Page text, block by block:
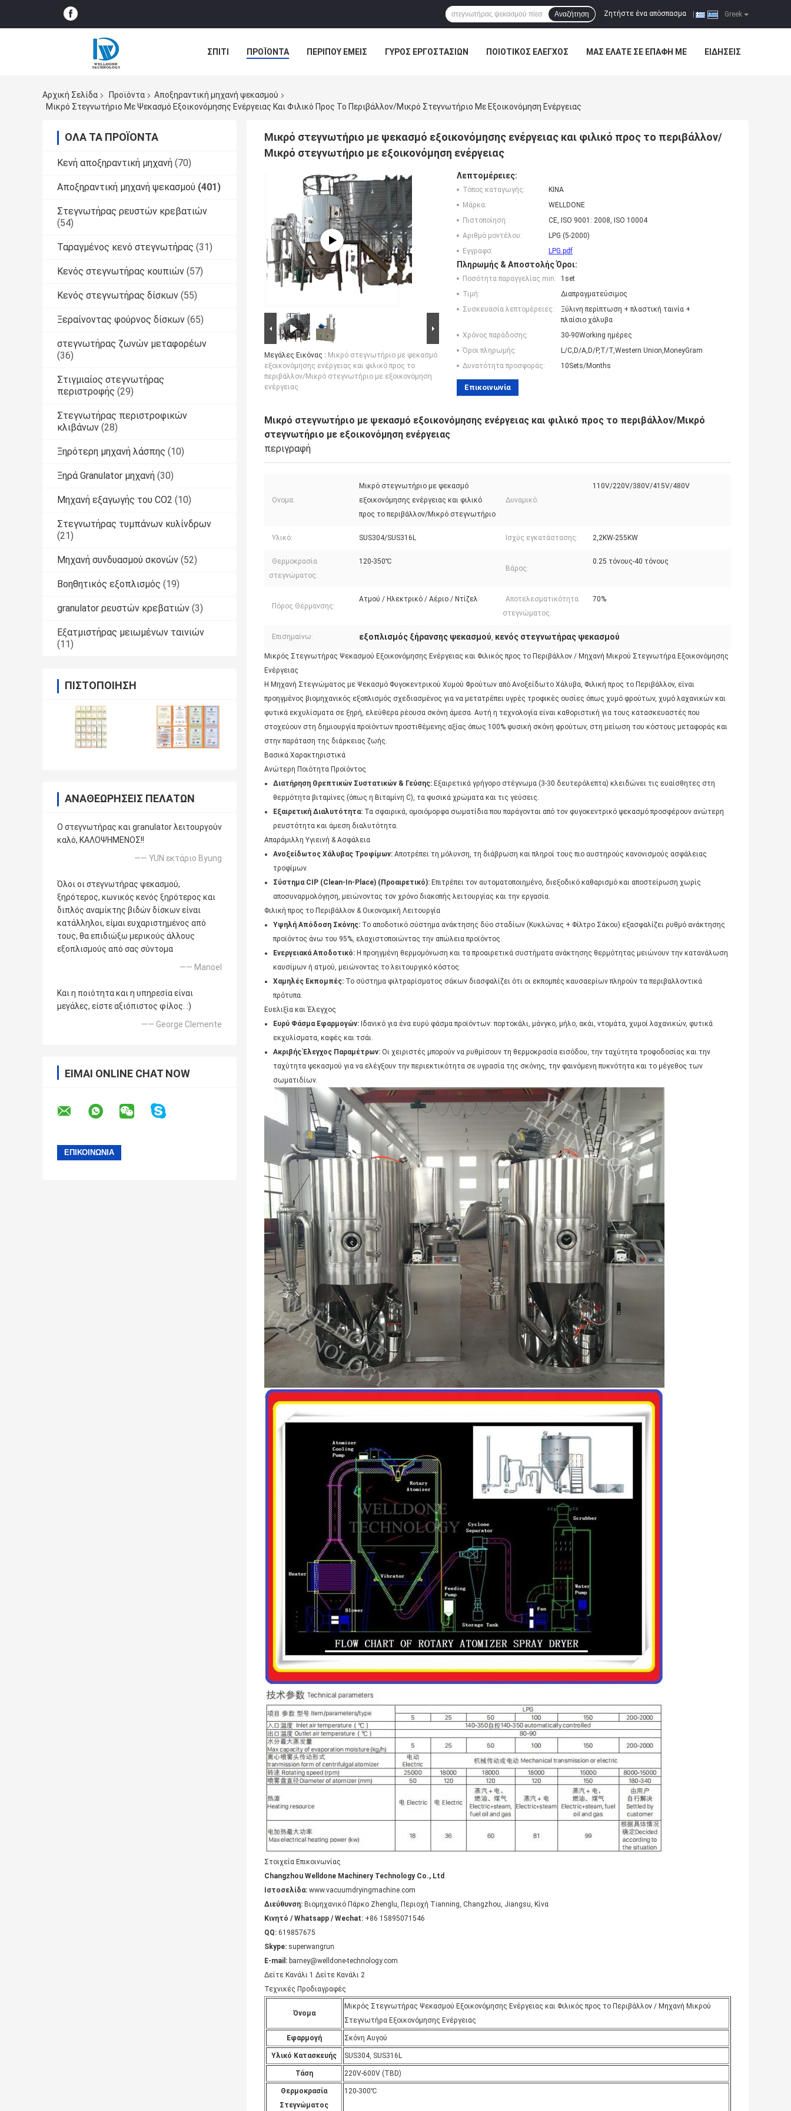
Greek
Ζητήστε ένα απόσπασμα
Αναζήτηση
ΣΠΊΤΙ ΠΡΟΪΌΝΤΑ ΠΕΡΊΠΟΥ ΕΜΕΊΣ ΓΎΡΟΣ ΕΡΓΟΣΤΑΣΊΩΝ ΠΟΙΟΤΙΚΌΣ ΈΛΕΓΧΟΣ ΜΑΣ ΕΛΆΤΕ ΣΕ ΕΠΑΦΉ ΜΕ ΕΙΔΉΣΕΙΣ
Αρχική Σελίδα
Προϊόντα
Αποξηραντική μηχανή ψεκασμού
Μικρό Στεγνωτήριο Με Ψεκασμό Εξοικονόμησης Ενέργειας Και Φιλικό Προς Το Περιβάλλον/Μικρό Στεγνωτήριο Με Εξοικονόμηση Ενέργειας
ΌΛΑ ΤΑ ΠΡΟΪΌΝΤΑ
Κενή αποξηραντική μηχανή (70)
Αποξηραντική μηχανή ψεκασμού (401)
Στεγνωτήρας ρευστών κρεβατιών
(54)
Ταραγμένος κενό στεγνωτήρας (31)
Κενός στεγνωτήρας κουπιών (57)
Κενός στεγνωτήρας δίσκων (55)
Ξεραίνοντας φούρνος δίσκων (65)
στεγνωτήρας ζωνών μεταφορέων
(36)
Στιγμιαίος στεγνωτήρας
περιστροφής (29)
Στεγνωτήρας περιστροφικών
κλιβάνων (28)
Ξηρότερη μηχανή λάσπης (10)
Ξηρά Granulator μηχανή (30)
Μηχανή εξαγωγής του CO2 (10)
Στεγνωτήρας τυμπάνων κυλίνδρων
(21)
Μηχανή συνδυασμού σκονών (52)
Βοηθητικός εξοπλισμός (19)
granulator ρευστών κρεβατιών (3)
Εξατμιστήρας μειωμένων ταινιών
(11)
ΠΙΣΤΟΠΟΊΗΣΗ
ΑΝΑΘΕΩΡΉΣΕΙΣ ΠΕΛΑΤΏΝ
Ο στεγνωτήρας και granulator λειτουργούν
καλό, ΚΑΛΟΨΗΜΕΝΟΣ!!
—— YUN εκτάριο Byung
Όλοι οι στεγνωτήρας ψεκασμού,
ξηρότερος, κωνικός κενός ξηρότερος και
διπλός αναμίκτης βιδών δίσκων είναι
κατάλληλοι, είμαι ευχαριστημένος από
τους, θα επιδιώξω μερικούς άλλους
εξοπλισμούς από σας σύντομα
—— Manoel
Και η ποιότητα και η υπηρεσία είναι
μεγάλες, είστε αξιόπιστος φίλος. :)
—— George Clemente
ΕΊΜΑΙ ONLINE CHAT NOW
Μικρό στεγνωτήριο με ψεκασμό εξοικονόμησης ενέργειας και φιλικό προς το περιβάλλον/
Μικρό στεγνωτήριο με εξοικονόμηση ενέργειας
Μεγάλες Εικόνας : Μικρό στεγνωτήριο με ψεκασμό
εξοικονόμησης ενέργειας και φιλικό προς το
περιβάλλον/Μικρό στεγνωτήριο με εξοικονόμηση
ενέργειας
Λεπτομέρειες:
Τόπος καταγωγής:
ΚΙΝΑ
Μάρκα:
WELLDONE
Πιστοποίηση:
CE, ISO 9001: 2008, ISO 10004
Αριθμό μοντέλου:
LPG (5-2000)
Εγγραφο:
LPG.pdf
Πληρωμής & Αποστολής Όροι:
Ποσότητα παραγγελίας min:
1set
Τιμή:
Διαπραγματεύσιμος
Συσκευασία λεπτομέρειες:
Ξύλινη περίπτωση + πλαστική ταινία +
πλαίσιο χάλυβα
Χρόνος παράδοσης:
30-90Working ημέρες
Όροι πληρωμής:
L/C,D/A,D/P,T/T,Western Union,MoneyGram
Δυνατότητα προσφοράς:
10Sets/Months
Επικοινωνία
Μικρό στεγνωτήριο με ψεκασμό εξοικονόμησης ενέργειας και φιλικό προς το περιβάλλον/Μικρό
στεγνωτήριο με εξοικονόμηση ενέργειας
περιγραφή
Ονομα:
Μικρό στεγνωτήριο με ψεκασμό
εξοικονόμησης ενέργειας και φιλικό
προς το περιβάλλον/Μικρό στεγνωτήριο
Δυναμικό:
110V/220V/380V/415V/480V
Υλικό: SUS304/SUS316L Ισχύς εγκατάστασης: 2,2KW-255KW
Θερμοκρασία
στεγνώματος:
120-350℃
Βάρος:
0.25 τόνους-40 τόνους
Πόρος Θέρμανσης:
Ατμού / Ηλεκτρικό / Αέριο / Ντίζελ
Αποτελεσματικότητα
στεγνώματος:
70%
Επισημαίνω: εξοπλισμός ξήρανσης ψεκασμού κενός στεγνωτήρας ψεκασμού
Μικρός Στεγνωτήρας Ψεκασμού Εξοικονόμησης Ενέργειας και Φιλικός προς το Περιβάλλον / Μηχανή Μικρού Στεγνωτήρα Εξοικονόμησης
Ενέργειας
Η Μηχανή Στεγνώματος με Ψεκασμό Φυγοκεντρικού Χυμού Φρούτων από Ανοξείδωτο Χάλυβα, Φιλική προς το Περιβάλλον, είναι
προηγμένος βιομηχανικός εξοπλισμός σχεδιασμένος για να μετατρέπει υγρές τροφικές ουσίες όπως χυμό φρούτων, χυμό λαχανικών και
φυτικά εκχυλίσματα σε ξηρή, ελεύθερα ρέουσα σκόνη άμεσα. Αυτή η τεχνολογία είναι καθοριστική για τους κατασκευαστές που
στοχεύουν στη δημιουργία προϊόντων προστιθέμενης αξίας όπως 100% φυσική σκόνη φρούτων, στη μείωση του κόστους μεταφοράς και
στην παράταση της διάρκειας ζωής.
Βασικά Χαρακτηριστικά
Ανώτερη Ποιότητα Προϊόντος
Διατήρηση Θρεπτικών Συστατικών & Γεύσης: Εξαιρετικά γρήγορο στέγνωμα (3-30 δευτερόλεπτα) κλειδώνει τις ευαίσθητες στη
θερμότητα βιταμίνες (όπως η Βιταμίνη C), τα φυσικά χρώματα και τις γεύσεις.
Εξαιρετική Διαλυτότητα: Τα σφαιρικά, ομοιόμορφα σωματίδια που παράγονται από τον φυγοκεντρικό ψεκασμό προσφέρουν ανώτερη
ρευστότητα και άμεση διαλυτότητα.
Απαράμιλλη Υγιεινή & Ασφάλεια
Ανοξείδωτος Χάλυβας Τροφίμων: Αποτρέπει τη μόλυνση, τη διάβρωση και πληροί τους πιο αυστηρούς κανονισμούς ασφάλειας
τροφίμων.
Σύστημα CIP (Clean-In-Place) (Προαιρετικό): Επιτρέπει τον αυτοματοποιημένο, διεξοδικό καθαρισμό και αποστείρωση χωρίς
αποσυναρμολόγηση, μειώνοντας τον χρόνο διακοπής λειτουργίας και την εργασία.
Φιλική προς το Περιβάλλον & Οικονομική Λειτουργία
Υψηλή Απόδοση Σκόνης: Το αποδοτικό σύστημα ανάκτησης δύο σταδίων (Κυκλώνας + Φίλτρο Σάκου) εξασφαλίζει ρυθμό ανάκτησης
προϊόντος άνω του 95%, ελαχιστοποιώντας την απώλεια προϊόντος.
Ενεργειακά Αποδοτικό: Η προηγμένη θερμομόνωση και τα προαιρετικά συστήματα ανάκτησης θερμότητας μειώνουν την κατανάλωση
καυσίμων ή ατμού, μειώνοντας το λειτουργικό κόστος.
Χαμηλές Εκπομπές: Το σύστημα φιλτραρίσματος σάκων διασφαλίζει ότι οι εκπομπές καυσαερίων πληρούν τα περιβαλλοντικά
πρότυπα.
Ευελιξία και Έλεγχος
Ευρύ Φάσμα Εφαρμογών: Ιδανικό για ένα ευρύ φάσμα προϊόντων: πορτοκάλι, μάνγκο, μήλο, ακάι, ντομάτα, χυμοί λαχανικών, φυτικά
εκχυλίσματα, καφές και τσάι.
Ακριβής Έλεγχος Παραμέτρων: Οι χειριστές μπορούν να ρυθμίσουν τη θερμοκρασία εισόδου, την ταχύτητα τροφοδοσίας και την
ταχύτητα ψεκασμού για να ελέγξουν την περιεκτικότητα σε υγρασία της σκόνης, την φαινόμενη πυκνότητα και το μέγεθος των
σωματιδίων.
Στοιχεία Επικοινωνίας
Changzhou Welldone Machinery Technology Co., Ltd
Ιστοσελίδα: www.vacuumdryingmachine.com
Διεύθυνση: Βιομηχανικό Πάρκο Zhenglu, Περιοχή Tianning, Changzhou, Jiangsu, Κίνα
Κινητό / Whatsapp / Wechat: +86 15895071546
QQ: 619857675
Skype: superwangrun
E-mail: barney@welldone-technology.com
Δείτε Κανάλι 1 Δείτε Κανάλι 2
Τεχνικές Προδιαγραφές
Όνομα
Μικρός Στεγνωτήρας Ψεκασμού Εξοικονόμησης Ενέργειας και Φιλικός προς το Περιβάλλον / Μηχανή Μικρού
Στεγνωτήρα Εξοικονόμησης Ενέργειας
Εφαρμογή Σκόνη Αυγού
Υλικό Κατασκευής SUS304, SUS316L
Τάση 220V-600V (TBD)
Θερμοκρασία
Στεγνώματος
120-300℃